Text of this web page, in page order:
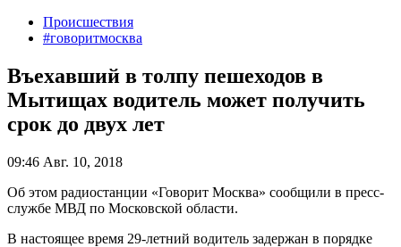
Происшествия
#говоритмосква
Въехавший в толпу пешеходов в
Мытищах водитель может получить
срок до двух лет
09:46 Авг. 10, 2018
Об этом радиостанции «Говорит Москва» сообщили в пресс-
службе МВД по Московской области.
В настоящее время 29-летний водитель задержан в порядке